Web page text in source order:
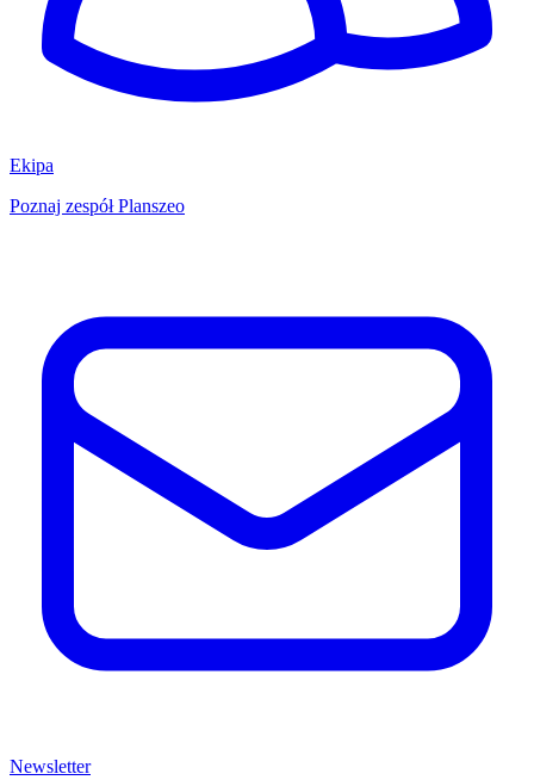
Ekipa
Poznaj zespół Planszeo
Newsletter